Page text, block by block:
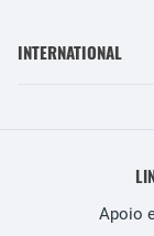
INTERNATIONAL
Apoio